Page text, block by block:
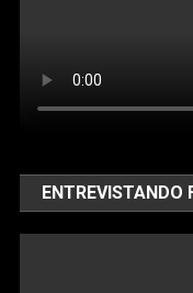
ENTREVISTANDO